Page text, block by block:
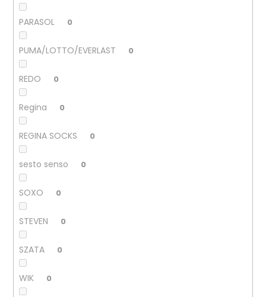
PARASOL 0
PUMA/LOTTO/EVERLAST 0
REDO 0
Regina 0
REGINA SOCKS 0
sesto senso 0
SOXO 0
STEVEN 0
SZATA 0
WIK 0